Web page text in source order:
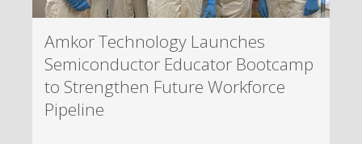
Amkor Technology Launches
Semiconductor Educator Bootcamp
to Strengthen Future Workforce
Pipeline